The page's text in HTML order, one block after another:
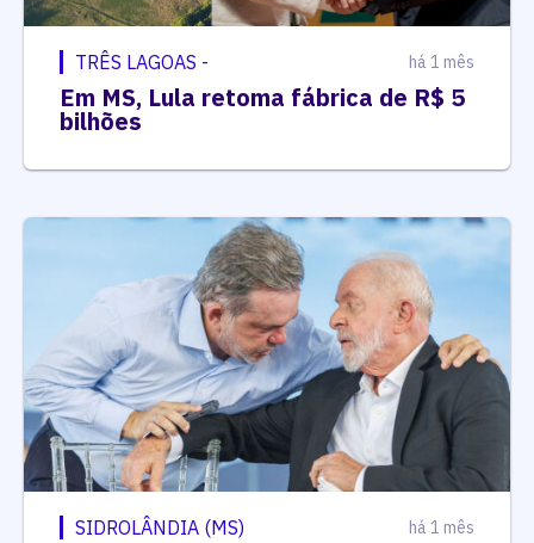
TRÊS LAGOAS - há 1 mês
Em MS, Lula retoma fábrica de R$ 5
bilhões
SIDROLÂNDIA (MS) há 1 mês